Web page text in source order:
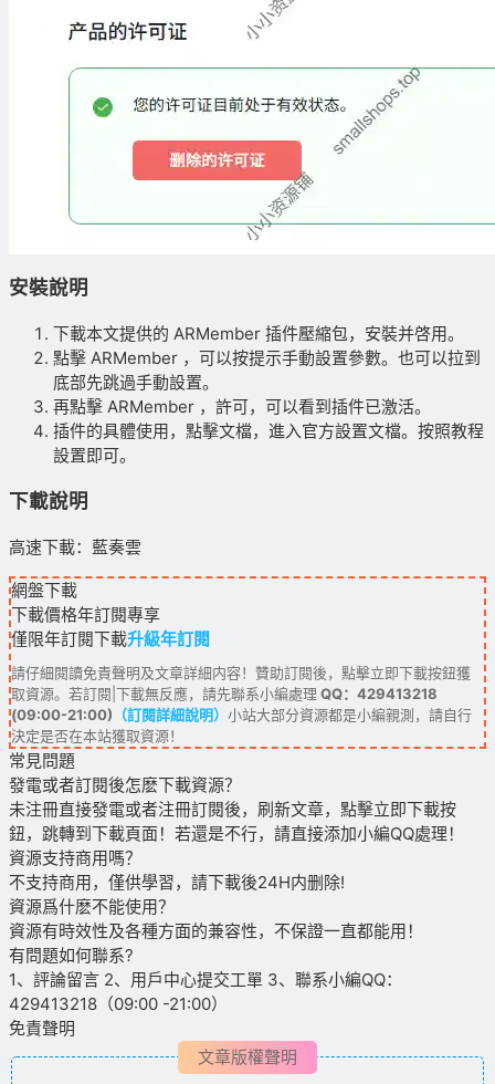
安裝說明
下載本文提供的 ARMember 插件壓縮包，安裝并啓用。
點擊 ARMember ，可以按提示手動設置參數。也可以拉到
底部先跳過手動設置。
再點擊 ARMember ，許可，可以看到插件已激活。
插件的具體使用，點擊文檔，進入官方設置文檔。按照教程
設置即可。
下載說明
高速下載：藍奏雲
網盤下載
下載價格年訂閱專享
僅限年訂閱下載升級年訂閱
請仔細閱讀免責聲明及文章詳細内容！贊助訂閱後，點擊立即下載按鈕獲
取資源。若訂閱|下載無反應，請先聯系小編處理 QQ：429413218
(09:00-21:00) （訂閱詳細說明） 小站大部分資源都是小編親測，請自行
決定是否在本站獲取資源！
常見問題
發電或者訂閱後怎麽下載資源？
未注冊直接發電或者注冊訂閱後，刷新文章，點擊立即下載按
鈕，跳轉到下載頁面！若還是不行，請直接添加小編QQ處理！
資源支持商用嗎？
不支持商用，僅供學習，請下載後24H内删除!
資源爲什麽不能使用？
資源有時效性及各種方面的兼容性，不保證一直都能用！
有問題如何聯系?
1、評論留言 2、用戶中心提交工單 3、聯系小編QQ：
429413218（09:00 -21:00）
免責聲明
文章版權聲明